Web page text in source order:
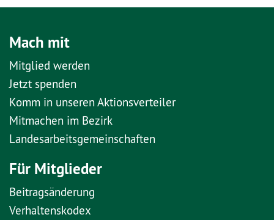
Mach mit
Mitglied werden
Jetzt spenden
Komm in unseren Aktionsverteiler
Mitmachen im Bezirk
Landesarbeitsgemeinschaften
Für Mitglieder
Beitragsänderung
Verhaltenskodex